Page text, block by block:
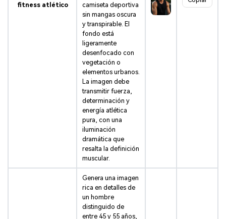
fitness atlético
camiseta deportiva
sin mangas oscura
y transpirable. El
fondo está
ligeramente
desenfocado con
vegetación o
elementos urbanos.
La imagen debe
transmitir fuerza,
determinación y
energía atlética
pura, con una
iluminación
dramática que
resalta la definición
muscular.
Genera una imagen
rica en detalles de
un hombre
distinguido de
entre 45 y 55 años,